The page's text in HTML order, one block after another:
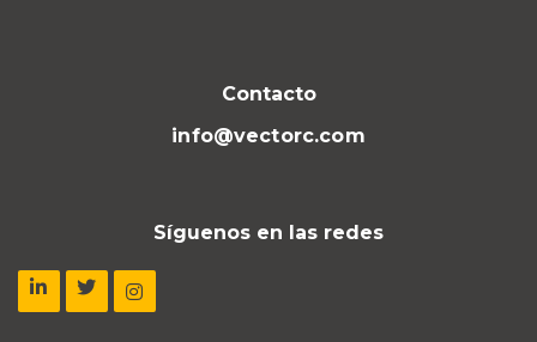
Contacto
info@vectorc.com
Síguenos en las redes